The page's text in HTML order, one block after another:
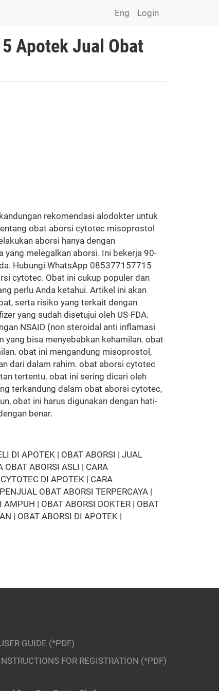
Login
Eng
Apotek Jual Obat
rekomendasi alodokter untuk
obat aborsi cytotec misoprostol
aborsi hanya dengan
melegalkan aborsi. Ini bekerja 90-
Hubungi WhatsApp 085377157715
cytotec. Obat ini cukup populer dan
perlu Anda ketahui. Artikel ini akan
serta risiko yang terkait dengan
yang sudah disetujui oleh US-FDA.
NSAID (non steroidal anti inflamasi
bisa menyebabkan kehamilan. obat
obat ini mengandung misoprostol,
dari dalam rahim. obat aborsi cytotec
tertentu. obat ini sering dicari oleh
terkandung dalam obat aborsi cytotec,
obat ini harus digunakan dengan hati-
benar.
DI APOTEK | OBAT ABORSI | JUAL
OBAT ABORSI ASLI | CARA
DI APOTEK | CARA
OBAT ABORSI TERPERCAYA |
| OBAT ABORSI DOKTER | OBAT
| OBAT ABORSI DI APOTEK |
GUIDE (*PDF)
FOR REGISTRATION (*PDF)